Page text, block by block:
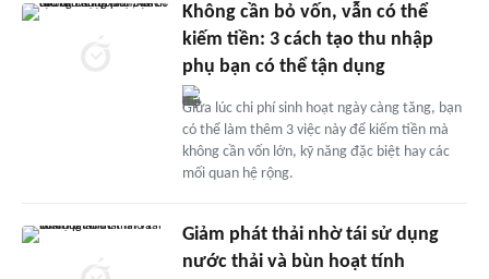
Không cần bỏ vốn, vẫn có thể
kiếm tiền: 3 cách tạo thu nhập
phụ bạn có thể tận dụng
Giữa lúc chi phí sinh hoạt ngày càng tăng, bạn
có thể làm thêm 3 việc này để kiếm tiền mà
không cần vốn lớn, kỹ năng đặc biệt hay các
mối quan hệ rộng.
Giảm phát thải nhờ tái sử dụng
nước thải và bùn hoạt tính